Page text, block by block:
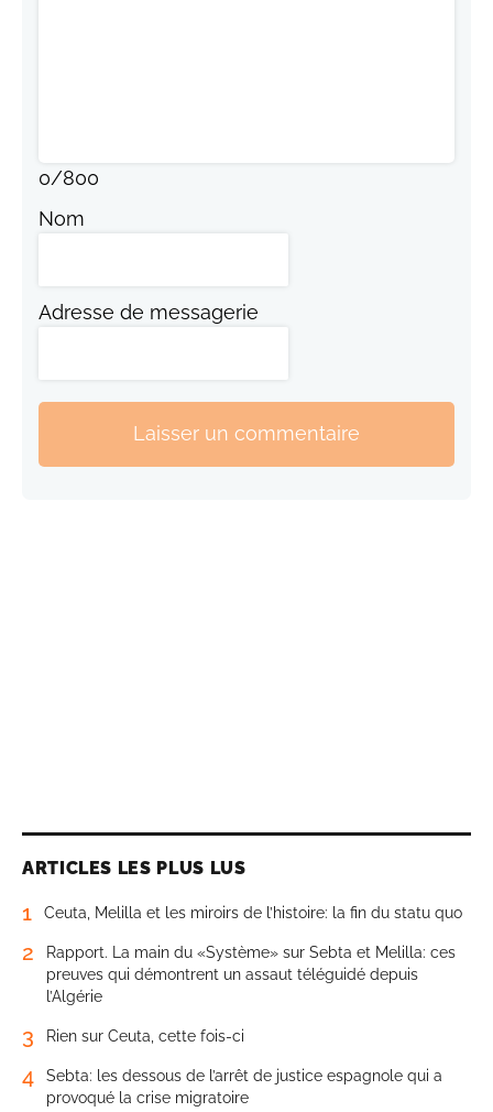
0/800
Nom
Adresse de messagerie
Laisser un commentaire
ARTICLES LES PLUS LUS
1 Ceuta, Melilla et les miroirs de l’histoire: la fin du statu quo
2
Rapport. La main du «Système» sur Sebta et Melilla: ces
preuves qui démontrent un assaut téléguidé depuis
l’Algérie
3 Rien sur Ceuta, cette fois-ci
4
Sebta: les dessous de l’arrêt de justice espagnole qui a
provoqué la crise migratoire